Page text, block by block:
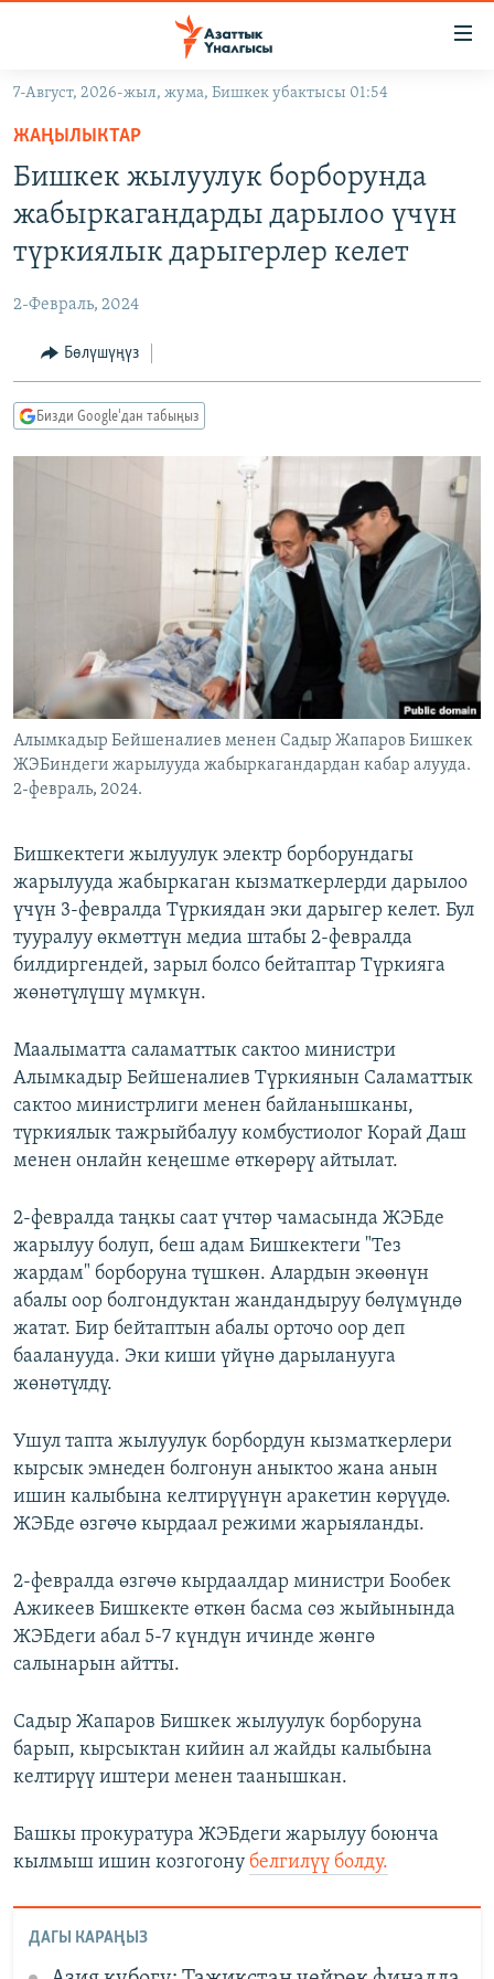
Навигацияга
өтүңүз
Издөөгө
салыңызКЫРГЫЗСТАН
МАДАНИЯТ
ДҮЙНӨ
УКРАИНА
ТВ ПРОГРАММАЛАР
БҮГҮН АЗАТТЫКТА
ПОДКАСТ
Русский
ЭЕ/АРнун бардык сайттары
7-Август, 2026-жыл, жума, Бишкек убактысы 01:54
ЖАҢЫЛЫКТАР
Бишкек жылуулук борборунда
жабыркагандарды дарылоо үчүн
түркиялык дарыгерлер келет
2-Февраль, 2024
Бөлүшүңүз
Бизди Google'дан табыңыз
Алымкадыр Бейшеналиев менен Садыр Жапаров Бишкек
ЖЭБиндеги жарылууда жабыркагандардан кабар алууда.
2-февраль, 2024.
Бишкектеги жылуулук электр борборундагы
жарылууда жабыркаган кызматкерлерди дарылоо
үчүн 3-февралда Түркиядан эки дарыгер келет. Бул
тууралуу өкмөттүн медиа штабы 2-февралда
билдиргендей, зарыл болсо бейтаптар Түркияга
жөнөтүлүшү мүмкүн.
Маалыматта саламаттык сактоо министри
Алымкадыр Бейшеналиев Түркиянын Саламаттык
сактоо министрлиги менен байланышканы,
түркиялык тажрыйбалуу комбустиолог Корай Даш
менен онлайн кеңешме өткөрөрү айтылат.
2-февралда таңкы саат үчтөр чамасында ЖЭБде
жарылуу болуп, беш адам Бишкектеги "Тез
жардам" борборуна түшкөн. Алардын экөөнүн
абалы оор болгондуктан жандандыруу бөлүмүндө
жатат. Бир бейтаптын абалы орточо оор деп
бааланууда. Эки киши үйүнө дарыланууга
жөнөтүлдү.
Ушул тапта жылуулук борбордун кызматкерлери
кырсык эмнеден болгонун аныктоо жана анын
ишин калыбына келтирүүнүн аракетин көрүүдө.
ЖЭБде өзгөчө кырдаал режими жарыяланды.
2-февралда өзгөчө кырдаалдар министри Бообек
Ажикеев Бишкекте өткөн басма сөз жыйынында
ЖЭБдеги абал 5-7 күндүн ичинде жөнгө
салынарын айтты.
Садыр Жапаров Бишкек жылуулук борборуна
барып, кырсыктан кийин ал жайды калыбына
келтирүү иштери менен таанышкан.
Башкы прокуратура ЖЭБдеги жарылуу боюнча
кылмыш ишин козгогону белгилүү болду.
ДАГЫ КАРАҢЫЗ